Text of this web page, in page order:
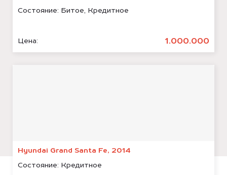
Состояние: Битое, Кредитное
Цена: 1.000.000
Hyundai Grand Santa Fe, 2014
Состояние: Кредитное